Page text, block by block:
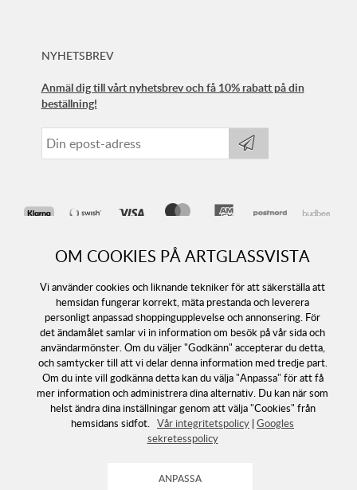
OM COOKIES PÅ ARTGLASSVISTA
Vi använder cookies och liknande tekniker för att säkerställa att
hemsidan fungerar korrekt, mäta prestanda och leverera
personligt anpassad shoppingupplevelse och annonsering. För
det ändamålet samlar vi in information om besök på vår sida och
användarmönster. Om du väljer "Godkänn" accepterar du detta,
och samtycker till att vi delar denna information med tredje part.
Om du inte vill godkänna detta kan du välja "Anpassa" för att få
mer information och administrera dina alternativ. Du kan när som
helst ändra dina inställningar genom att välja "Cookies" från
hemsidans sidfot. Vår integritetspolicy | Googles
sekretesspolicy
NYHETSBREV
Anmäl dig till vårt nyhetsbrev och få 10% rabatt på din
beställning!
Följ oss